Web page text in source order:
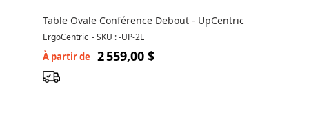
Table Ovale Conférence Debout - UpCentric
ErgoCentric -SKU : -UP-2L
À partir de 2 559,00 $